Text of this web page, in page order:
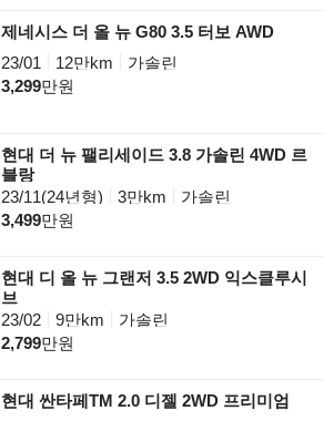
제네시스 더 올 뉴 G80 3.5 터보 AWD
23/01
12만km
가솔린
3,299만원
현대 더 뉴 팰리세이드 3.8 가솔린 4WD 르
블랑
23/11(24년형)
3만km
가솔린
3,499만원
현대 디 올 뉴 그랜저 3.5 2WD 익스클루시
브
23/02
9만km
가솔린
2,799만원
현대 싼타페TM 2.0 디젤 2WD 프리미엄